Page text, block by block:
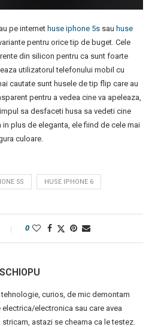
pe internet huse iphone 5s sau huse
pentru orice tip de buget. Cele
din silicon pentru ca sunt foarte
utilizatorul telefonului mobil cu
cautate sunt husele de tip flip care au
pentru a vedea cine va apeleaza,
sa desfaceti husa sa vedeti cine
plus de eleganta, ele fiind de cele mai
culoare.
5S HUSE IPHONE 6
0
curios, de mic demontam
electrica/electronica sau care avea
astazi se cheama ca le testez.